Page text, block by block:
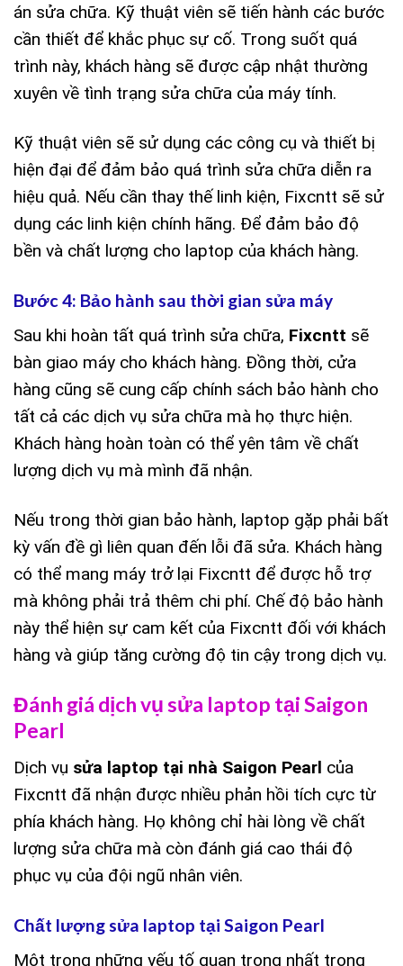
án sửa chữa. Kỹ thuật viên sẽ tiến hành các bước
cần thiết để khắc phục sự cố. Trong suốt quá
trình này, khách hàng sẽ được cập nhật thường
xuyên về tình trạng sửa chữa của máy tính.
Kỹ thuật viên sẽ sử dụng các công cụ và thiết bị
hiện đại để đảm bảo quá trình sửa chữa diễn ra
hiệu quả. Nếu cần thay thế linh kiện, Fixcntt sẽ sử
dụng các linh kiện chính hãng. Để đảm bảo độ
bền và chất lượng cho laptop của khách hàng.
Bước 4: Bảo hành sau thời gian sửa máy
Sau khi hoàn tất quá trình sửa chữa, Fixcntt sẽ
bàn giao máy cho khách hàng. Đồng thời, cửa
hàng cũng sẽ cung cấp chính sách bảo hành cho
tất cả các dịch vụ sửa chữa mà họ thực hiện.
Khách hàng hoàn toàn có thể yên tâm về chất
lượng dịch vụ mà mình đã nhận.
Nếu trong thời gian bảo hành, laptop gặp phải bất
kỳ vấn đề gì liên quan đến lỗi đã sửa. Khách hàng
có thể mang máy trở lại Fixcntt để được hỗ trợ
mà không phải trả thêm chi phí. Chế độ bảo hành
này thể hiện sự cam kết của Fixcntt đối với khách
hàng và giúp tăng cường độ tin cậy trong dịch vụ.
Đánh giá dịch vụ sửa laptop tại Saigon
Pearl
Dịch vụ sửa laptop tại nhà Saigon Pearl của
Fixcntt đã nhận được nhiều phản hồi tích cực từ
phía khách hàng. Họ không chỉ hài lòng về chất
lượng sửa chữa mà còn đánh giá cao thái độ
phục vụ của đội ngũ nhân viên.
Chất lượng sửa laptop tại Saigon Pearl
Một trong những yếu tố quan trọng nhất trong